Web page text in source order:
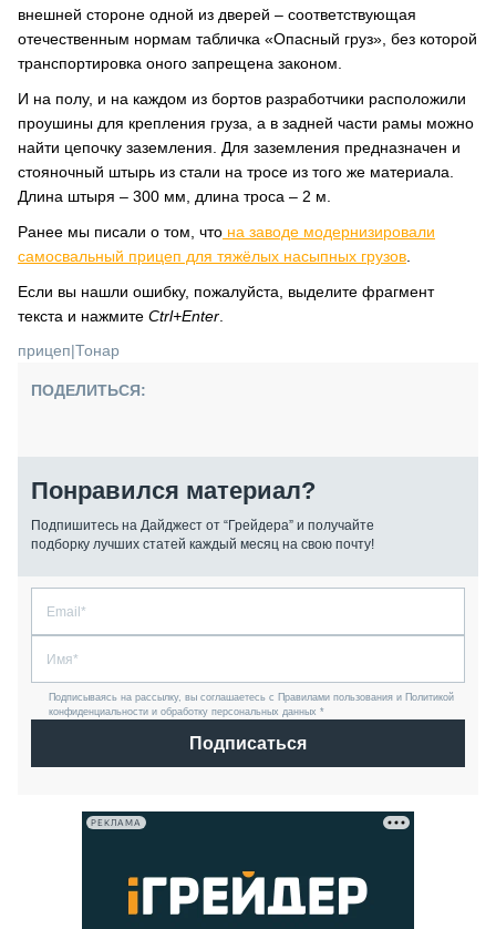
внешней стороне одной из дверей – соответствующая
отечественным нормам табличка «Опасный груз», без которой
транспортировка оного запрещена законом.
И на полу, и на каждом из бортов разработчики расположили
проушины для крепления груза, а в задней части рамы можно
найти цепочку заземления. Для заземления предназначен и
стояночный штырь из стали на тросе из того же материала.
Длина штыря – 300 мм, длина троса – 2 м.
Ранее мы писали о том, что на заводе модернизировали
самосвальный прицеп для тяжёлых насыпных грузов
Если вы нашли ошибку, пожалуйста, выделите фрагмент
текста и нажмите Ctrl+Enter
прицеп|Тонар
ПОДЕЛИТЬСЯ:
Понравился материал?
Подпишитесь на Дайджест от “Грейдера” и получайте
подборку лучших статей каждый месяц на свою почту!
Подписываясь на рассылку, вы соглашаетесь с Правилами пользования и Политикой
конфиденциальности и обработку персональных данных *
Подписаться
РЕКЛАМА